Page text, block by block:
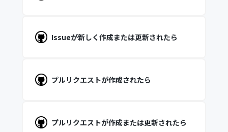
Issueが新しく作成または更新されたら
プルリクエストが作成されたら
プルリクエストが作成または更新されたら